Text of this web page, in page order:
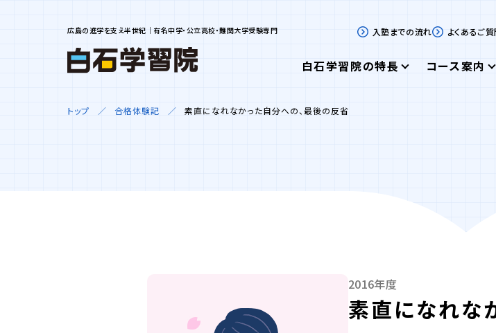
広島の進学を支え半世紀｜有名中学・公立高校・難関大学受験専門 入塾までの流れ よくあるご質
白石学習院の特長 コース案内
トップ 合格体験記 素直になれなかった自分への、最後の反省
2016年度
素直になれな